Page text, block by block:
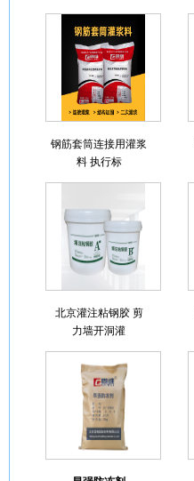
钢筋套筒连接用灌浆
料 执行标
北京灌注粘钢胶 剪
力墙开洞灌